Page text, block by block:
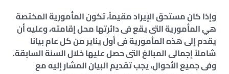
وإذا كان مستحق الإيراد مقيماً، تكون المأمورية المختصة
هي المأمورية التى يقع فى دائرتها محل إقامته، وعليه أن
يقدم إلى هذه المأمورية فى أول يناير من كل عام بيانا
شاملاً إجمالى المبالغ التى حصل عليها خلال السنة السابقة.
وفى جميع الأحوال، يجب تقديم البيان المشار إليه مع